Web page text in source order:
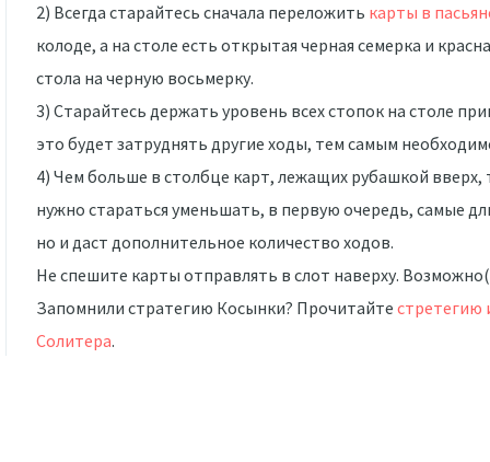
2) Всегда старайтесь сначала переложить карты в
колоде, а на столе есть открытая черная семерка и
стола на черную восьмерку.
3) Старайтесь держать уровень всех стопок на столе
это будет затруднять другие ходы, тем самым
4) Чем больше в столбце карт, лежащих рубашкой
нужно стараться уменьшать, в первую очередь, самые
но и даст дополнительное количество ходов.
Не спешите карты отправлять в слот наверху.
Запомнили стратегию Косынки? Прочитайте стретегию
Солитера.